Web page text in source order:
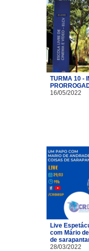
TURMA 10 -
16/05/2022
Live
com Mário
de
28/03/2022